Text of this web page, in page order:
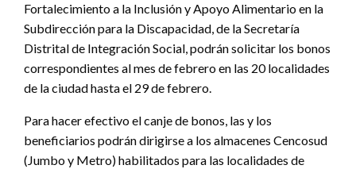
Fortalecimiento a la Inclusión y Apoyo Alimentario en la
Subdirección para la Discapacidad, de la Secretaría
Distrital de Integración Social, podrán solicitar los bonos
correspondientes al mes de febrero en las 20 localidades
de la ciudad hasta el 29 de febrero.
Para hacer efectivo el canje de bonos, las y los
beneficiarios podrán dirigirse a los almacenes Cencosud
(Jumbo y Metro) habilitados para las localidades de